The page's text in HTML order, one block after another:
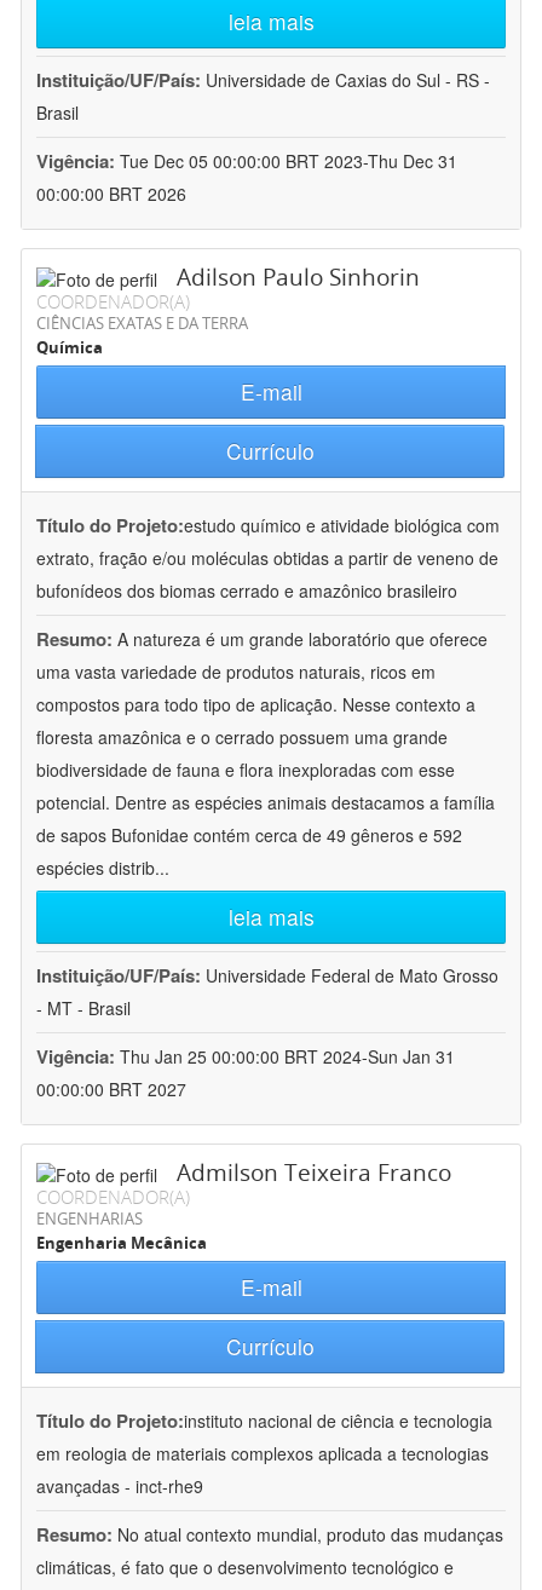
leia mais
Instituição/UF/País: Universidade de Caxias do Sul - RS -
Brasil
Vigência: Tue Dec 05 00:00:00 BRT 2023-Thu Dec 31
00:00:00 BRT 2026
Adilson Paulo Sinhorin
COORDENADOR(A)
CIÊNCIAS EXATAS E DA TERRA
Química
E-mail
Currículo
Título do Projeto:estudo químico e atividade biológica com
extrato, fração e/ou moléculas obtidas a partir de veneno de
bufonídeos dos biomas cerrado e amazônico brasileiro
Resumo: A natureza é um grande laboratório que oferece
uma vasta variedade de produtos naturais, ricos em
compostos para todo tipo de aplicação. Nesse contexto a
floresta amazônica e o cerrado possuem uma grande
biodiversidade de fauna e flora inexploradas com esse
potencial. Dentre as espécies animais destacamos a família
de sapos Bufonidae contém cerca de 49 gêneros e 592
espécies distrib...
leia mais
Instituição/UF/País: Universidade Federal de Mato Grosso
- MT - Brasil
Vigência: Thu Jan 25 00:00:00 BRT 2024-Sun Jan 31
00:00:00 BRT 2027
Admilson Teixeira Franco
COORDENADOR(A)
ENGENHARIAS
Engenharia Mecânica
E-mail
Currículo
Título do Projeto:instituto nacional de ciência e tecnologia
em reologia de materiais complexos aplicada a tecnologias
avançadas - inct-rhe9
Resumo: No atual contexto mundial, produto das mudanças
climáticas, é fato que o desenvolvimento tecnológico e